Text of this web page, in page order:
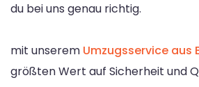
du bei uns genau richtig.
mit unserem Umzugsservice aus
größten Wert auf Sicherheit und